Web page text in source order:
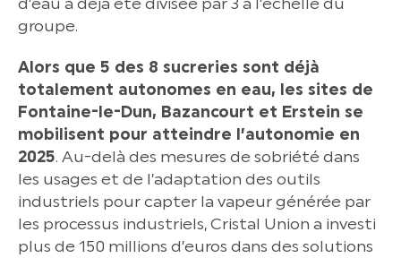
groupe.
Alors que 5 des 8 sucreries sont déjà
totalement autonomes en eau, les sites de
Fontaine-le-Dun, Bazancourt et Erstein se
mobilisent pour atteindre l’autonomie en
2025. Au-delà des mesures de sobriété dans
les usages et de l’adaptation des outils
industriels pour capter la vapeur générée par
les processus industriels, Cristal Union a investi
plus de 150 millions d’euros dans des solutions